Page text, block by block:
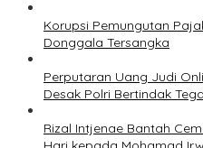
Korupsi Pemungutan
Donggala Tersangka
Perputaran Uang Judi
Desak Polri Bertindak
Rizal Intjenae Bantah